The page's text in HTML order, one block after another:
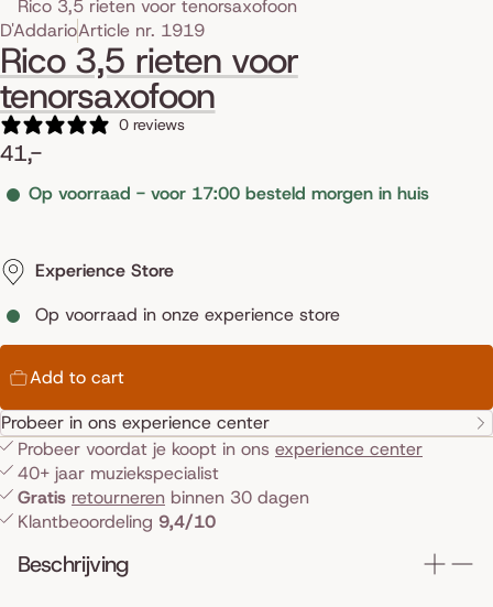
Rico 3,5 rieten voor tenorsaxofoon
Skip to product information
D'AddarioArticle nr. 1919
Rico 3,5 rieten voor
tenorsaxofoon
0 reviews
41,-
Op voorraad - voor 17:00 besteld morgen in huis
Experience Store
Op voorraad in onze experience store
Add to cart
Probeer in ons experience center
Probeer voordat je koopt in ons experience center
40+ jaar muziekspecialist
Gratis retourneren binnen 30 dagen
Klantbeoordeling 9,4/10
Beschrijving